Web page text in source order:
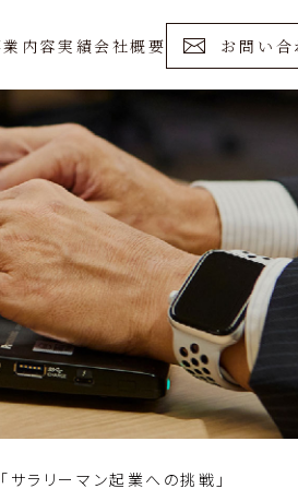
業内容実績会社概要 お問い合
「サラリーマン起業への挑戦」